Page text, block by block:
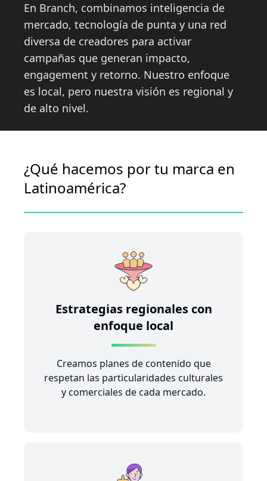
En Branch, combinamos inteligencia de
mercado, tecnología de punta y una red
diversa de creadores para activar
campañas que generan impacto,
engagement y retorno. Nuestro enfoque
es local, pero nuestra visión es regional y
de alto nivel.
¿Qué hacemos por tu marca en
Latinoamérica?
Estrategias regionales con
enfoque local
Creamos planes de contenido que
respetan las particularidades culturales
y comerciales de cada mercado.